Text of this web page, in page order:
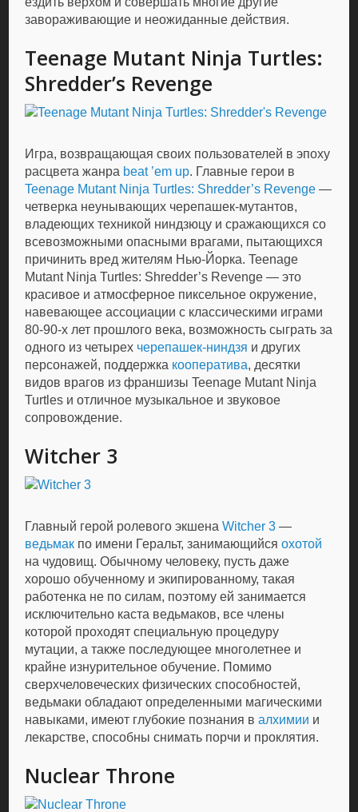
завораживающие и неожиданные действия.
Teenage Mutant Ninja Turtles:
Shredder’s Revenge
Игра, возвращающая своих пользователей в эпоху
расцвета жанра beat ’em up. Главные герои в
Teenage Mutant Ninja Turtles: Shredder’s Revenge —
четверка неунывающих черепашек-мутантов,
владеющих техникой ниндзюцу и сражающихся со
всевозможными опасными врагами, пытающихся
причинить вред жителям Нью-Йорка. Teenage
Mutant Ninja Turtles: Shredder’s Revenge — это
красивое и атмосферное пиксельное окружение,
навевающее ассоциации с классическими играми
80-90-х лет прошлого века, возможность сыграть за
одного из четырех черепашек-ниндзя и других
персонажей, поддержка кооператива, десятки
видов врагов из франшизы Teenage Mutant Ninja
Turtles и отличное музыкальное и звуковое
сопровождение.
Witcher 3
Главный герой ролевого экшенаWitcher 3 —
ведьмак по имени Геральт, занимающийсяохотой
на чудовищ. Обычному человеку, пусть даже
хорошо обученному и экипированному, такая
работенка не по силам, поэтому ей занимается
исключительно каста ведьмаков, все члены
которой проходят специальную процедуру
мутации, а также последующее многолетнее и
крайне изнурительное обучение. Помимо
сверхчеловеческих физических способностей,
ведьмаки обладают определенными магическими
навыками, имеют глубокие познания валхимии и
лекарстве, способны снимать порчи и проклятия.
Nuclear Throne